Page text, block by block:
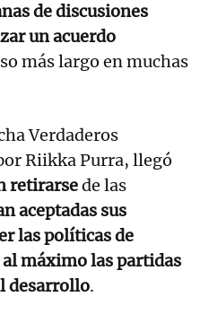
de discusiones
un acuerdo
más largo en muchas
Verdaderos
Riikka Purra, llegó
retirarsede las
aceptadas sus
las políticas de
máximo las partidas
desarrollo.